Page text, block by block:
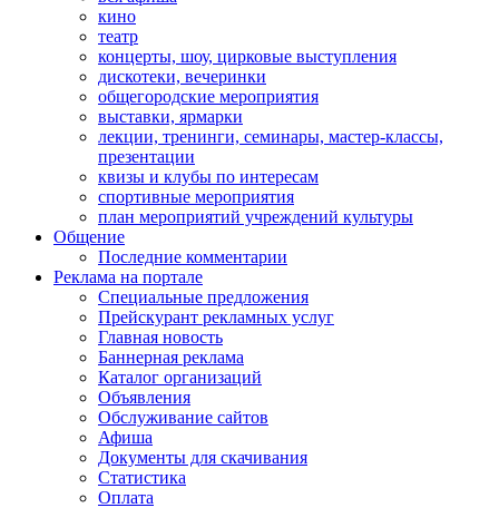
кино
театр
концерты, шоу, цирковые выступления
дискотеки, вечеринки
общегородские мероприятия
выставки, ярмарки
лекции, тренинги, семинары, мастер-классы,
презентации
квизы и клубы по интересам
спортивные мероприятия
план мероприятий учреждений культуры
Общение
Последние комментарии
Реклама на портале
Специальные предложения
Прейскурант рекламных услуг
Главная новость
Баннерная реклама
Каталог организаций
Объявления
Обслуживание сайтов
Афиша
Документы для скачивания
Статистика
Оплата